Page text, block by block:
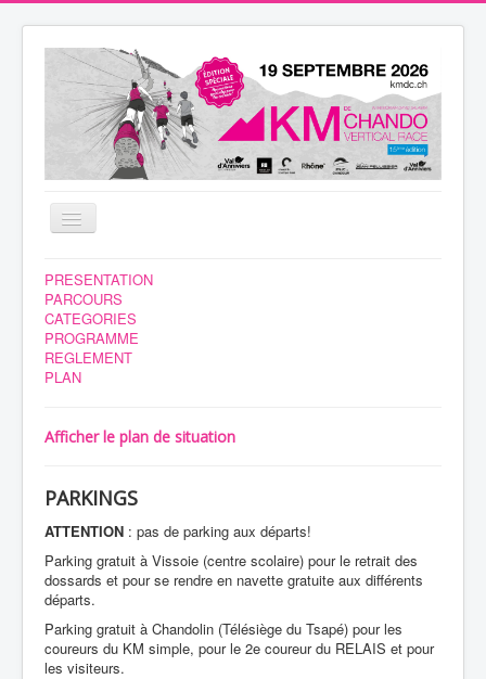
Basculer
la
NEWS
BENEVOLES
COURSE
INSCRIPTION
PARTENAIRES
CONTACTS
PRESENTATION
PARCOURS
CATEGORIES
PROGRAMME
REGLEMENT
PLAN
Afficher le plan de situation
PARKINGS
ATTENTION : pas de parking aux départs!
Parking gratuit à Vissoie (centre scolaire) pour le retrait des
dossards et pour se rendre en navette gratuite aux différents
départs.
Parking gratuit à Chandolin (Télésiège du Tsapé) pour les
coureurs du KM simple, pour le 2e coureur du RELAIS et pour
les visiteurs.